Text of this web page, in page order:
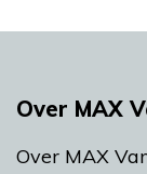
Over MAX
Over MAX